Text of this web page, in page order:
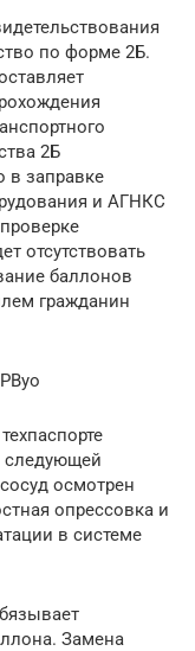
по форме 2Б.
2Б
в заправке
и АГНКС
отсутствовать
баллонов
гражданин
следующей
осмотрен
опрессовка и
в системе
Замена